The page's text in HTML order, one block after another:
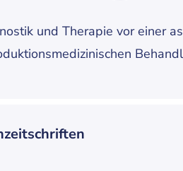
und Therapie vor einer